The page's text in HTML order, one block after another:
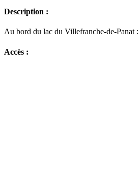
Description :
Au bord du lac du Villefranche-de-Panat
Accès :